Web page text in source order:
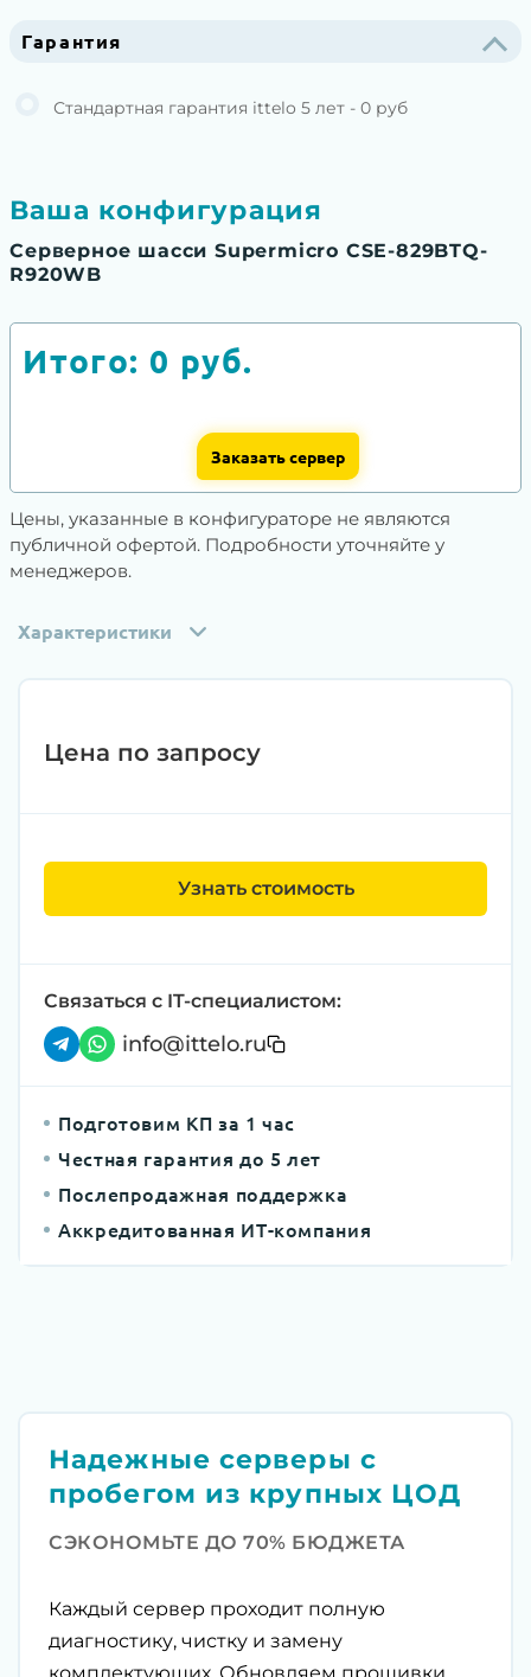
Гарантия
Стандартная гарантия ittelo 5 лет - 0 руб
Ваша конфигурация
Серверное шасси Supermicro CSE-829BTQ-
R920WB
Итого: 0 руб.
Заказать сервер
Цены, указанные в конфигураторе не являются
публичной офертой. Подробности уточняйте у
менеджеров.
Характеристики
Цена по запросу
Узнать стоимость
Связаться с IT-специалистом:
info@ittelo.ru
Подготовим КП за 1 час
Честная гарантия до 5 лет
Послепродажная поддержка
Аккредитованная ИТ-компания
Надежные серверы с
пробегом из крупных ЦОД
СЭКОНОМЬТЕ ДО 70% БЮДЖЕТА
Каждый сервер проходит полную
диагностику, чистку и замену